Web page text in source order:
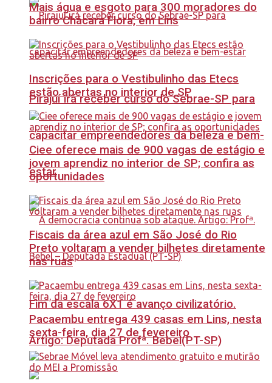
Pirajuí irá receber curso do Sebrae-SP para
capacitar empreendedores da beleza e bem-
estar
Fim da escala 6X1 é avanço civilizatório.
Artigo: Deputada Profª. Bebel(PT-SP)
Mais água e esgoto para 300 moradores do
bairro Chácara Flora, em Lins
Inscrições para o Vestibulinho das Etecs
estão abertas no interior de SP
Ciee oferece mais de 900 vagas de estágio e
jovem aprendiz no interior de SP; confira as
oportunidades
Fiscais da área azul em São José do Rio
Preto voltaram a vender bilhetes diretamente
nas ruas
Pacaembu entrega 439 casas em Lins, nesta
sexta-feira, dia 27 de fevereiro